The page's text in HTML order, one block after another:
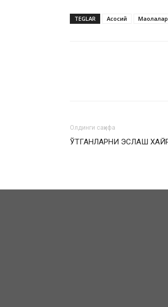
TEGLAR Асосий Мақолалар
Олдинги саҳифа
ЎТГАНЛАРНИ ЭСЛАШ